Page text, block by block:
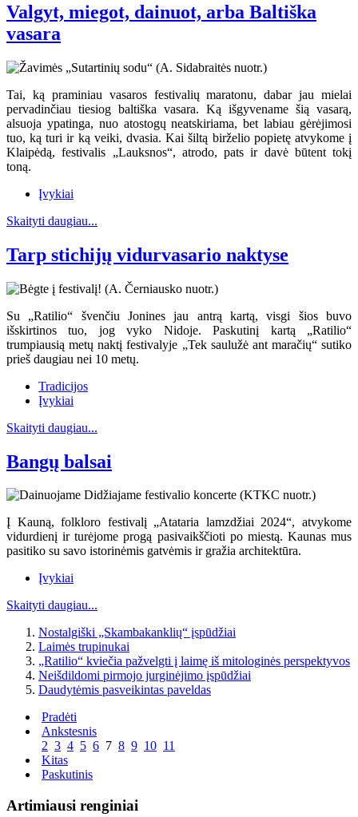
Valgyt, miegot, dainuot, arba Baltiška
vasara
Tai, ką praminiau vasaros festivalių maratonu, dabar jau mielai
pervadinčiau tiesiog baltiška vasara. Ką išgyvename šią vasarą,
alsuoja ypatinga, nuo atostogų neatskiriama, bet labiau gėrėjimosi
tuo, ką turi ir ką veiki, dvasia. Kai šiltą birželio popietę atvykome į
Klaipėdą, festivalis „Lauksnos“, atrodo, pats ir davė būtent tokį
toną.
Įvykiai
Skaityti daugiau...
Tarp stichijų vidurvasario naktyse
Su „Ratilio“ švenčiu Jonines jau antrą kartą, visgi šios buvo
išskirtinos tuo, jog vyko Nidoje. Paskutinį kartą „Ratilio“
trumpiausią metų naktį festivalyje „Tek saulužė ant maračių“ sutiko
prieš daugiau nei 10 metų.
Tradicijos
Įvykiai
Skaityti daugiau...
Bangų balsai
Į Kauną, folkloro festivalį „Atataria lamzdžiai 2024“, atvykome
vidurdienį ir turėjome progą pasivaikščioti po miestą. Kaunas mus
pasitiko su savo istorinėmis gatvėmis ir gražia architektūra.
Įvykiai
Skaityti daugiau...
Nostalgiški „Skambakanklių“ įspūdžiai
Laimės trupinukai
„Ratilio“ kviečia pažvelgti į laimę iš mitologinės perspektyvos
Neišdildomi pirmojo jurginėjimo įspūdžiai
Daudytėmis pasveikintas paveldas
Pradėti
Ankstesnis
2 3 4 5 6 7 8 9 10 11
Kitas
Paskutinis
Artimiausi renginiai